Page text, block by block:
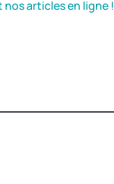
articles en ligne !